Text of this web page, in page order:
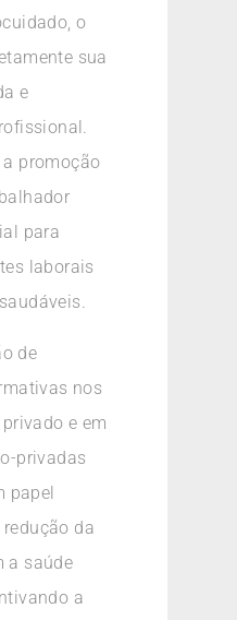
o
sua
e
a promoção
para
laborais
de
nos
e em
privadas
papel
da
a saúde
a